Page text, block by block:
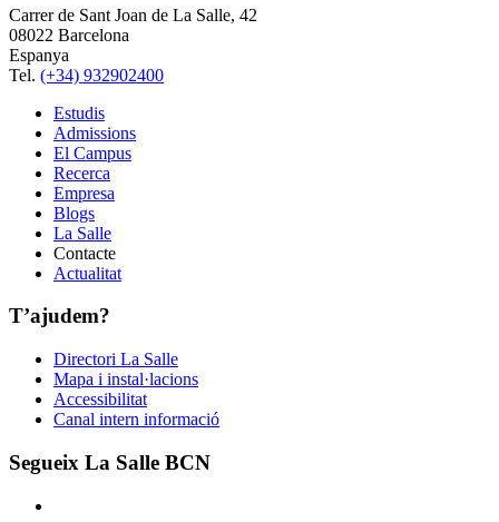
Carrer de Sant Joan de La Salle, 42
08022 Barcelona
Espanya
Tel. (+34) 932902400
Estudis
Admissions
El Campus
Recerca
Empresa
Blogs
La Salle
Contacte
Actualitat
T’ajudem?
Directori La Salle
Mapa i instal·lacions
Accessibilitat
Canal intern informació
Segueix La Salle BCN